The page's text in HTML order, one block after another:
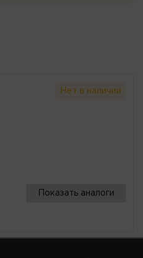
Нет в наличии
Показать аналоги